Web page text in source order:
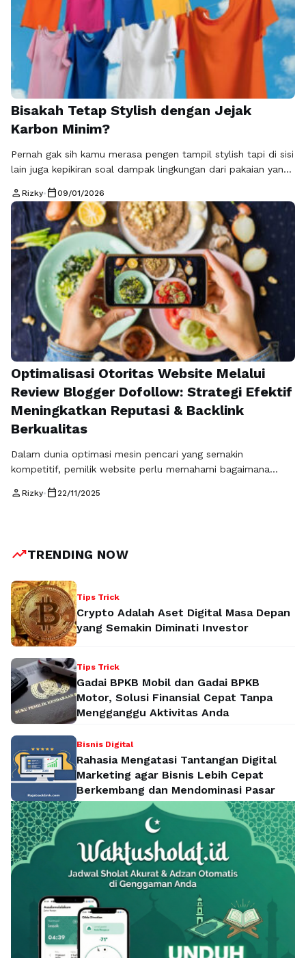
Banyak orang mengira keduanya sama atau bahkan saling
bersaing, padahal …Baca Selengkapnya
Bisakah Tetap Stylish dengan Jejak
Karbon Minim?
Pernah gak sih kamu merasa pengen tampil stylish tapi di sisi
lain juga kepikiran soal dampak lingkungan dari pakaian yang
karena kesadaran konsumen terhadap isu lingkungan juga
makin tinggi. Fashion bukan lagi cuma soal penampilan, tapi
juga soal pilihan hidup. Konsep gaya stylish dengan jejak
karbon …Baca Selengkapnya
person Rizky• calendar_today09/01/2026
Optimalisasi Otoritas Website Melalui
Review Blogger Dofollow: Strategi Efektif
Meningkatkan Reputasi & Backlink
Berkualitas
Dalam dunia optimasi mesin pencari yang semakin
kompetitif, pemilik website perlu memahami bagaimana
paling konsisten memberikan dampak positif adalah melalui
reputasi baik. Artikel ini akan …
person Rizky• calendar_today 22/11/2025
trending_upTRENDING NOW
Tips Trick
Crypto Adalah Aset Digital Masa Depan
yang Semakin Diminati Investor
Tips Trick
Gadai BPKB Mobil dan Gadai BPKB
Motor, Solusi Finansial Cepat Tanpa
Mengganggu Aktivitas Anda
Bisnis Digital
Rahasia Mengatasi Tantangan Digital
Marketing agar Bisnis Lebih Cepat
Berkembang dan Mendominasi Pasar